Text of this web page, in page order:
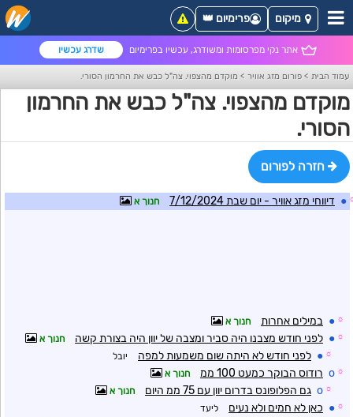
אתר נקי מפרסומות ומשודרג, עכשיו בפרימיום שדרג עכשיו
מיקום פרימיום 👑
עמוד הבית > פורום מזג אוויר > מוקדם מהצפוי. צה"ל כבש את החרמון הסורי.
מוקדם מהצפוי. צה"ל כבש את החרמון
הסורי.
חזרה לפורום
● דיווחי מזג אוויר - יום שבת 7/12/2024 חנוך א
☼
● במילים אחרות חנוך א
☼
● לפני חודש מצבנו היה סביר ומצבה של יוון היה בצורת קשה חנוך א
☼
● לפני חודש לא היתה שום משמעות למפה יובל
☼
o רודוס הבוקר כמעט 100 ממ חנוך א
☼
o גם הפלופונס בדרום יוון עם 75 ממ היום חנוך א
☼
● כאן לא חמים ולא נעים ליעד